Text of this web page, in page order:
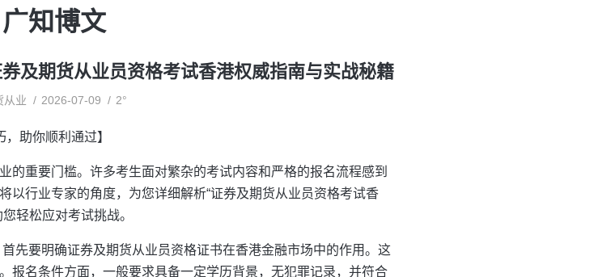
广知博文
及期货从业员资格考试香港权威指南与实战秘籍
从业 2026-07-09 2°
助你顺利通过】
的重要门槛。许多考生面对繁杂的考试内容和严格的报名流程感到
以行业专家的角度，为您详细解析“证券及期货从业员资格考试香
轻松应对考试挑战。
先要明确证券及期货从业员资格证书在香港金融市场中的作用。这
报名条件方面，一般要求具备一定学历背景，无犯罪记录，并符合